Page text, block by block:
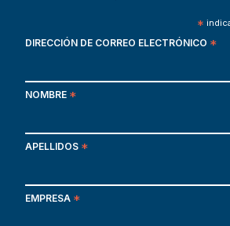
*
DIRECCIÓN DE CORREO ELECTRÓNICO *
NOMBRE *
APELLIDOS *
EMPRESA *